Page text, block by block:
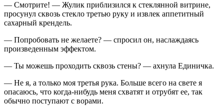
— Смотрите! — Жулик приблизился к стеклянной витрине,
просунул сквозь стекло третью руку и извлек аппетитный
сахарный крендель.
— Попробовать не желаете? — спросил он, наслаждаясь
произведенным эффектом.
— Ты можешь проходить сквозь стены? — ахнула Единичка.
— Не я, а только моя третья рука. Больше всего на свете я
опасаюсь, что когда-нибудь меня схватят и отрубят ее, так
обычно поступают с ворами.